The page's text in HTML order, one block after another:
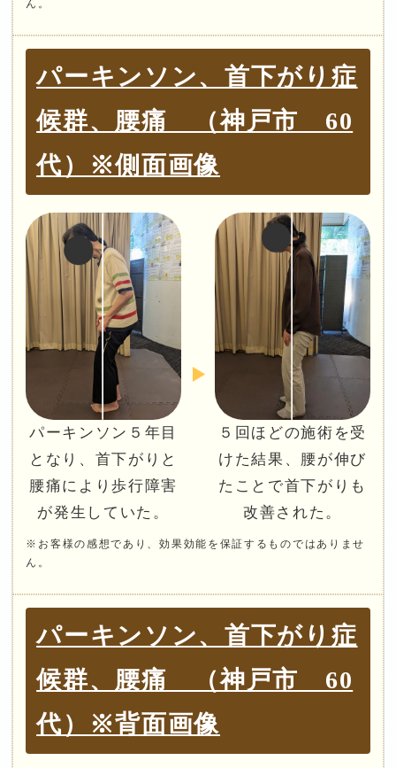
ん。
パーキンソン、首下がり症
候群、腰痛 （神戸市 60
代）※側面画像
パーキンソン５年目
となり、首下がりと
腰痛により歩行障害
が発生していた。
５回ほどの施術を受
けた結果、腰が伸び
たことで首下がりも
改善された。
※お客様の感想であり、効果効能を保証するものではありませ
ん。
パーキンソン、首下がり症
候群、腰痛 （神戸市 60
代）※背面画像